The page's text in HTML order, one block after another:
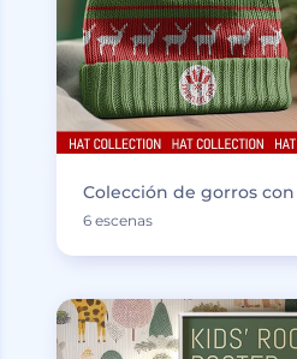
Colección de gorros
6 escenas